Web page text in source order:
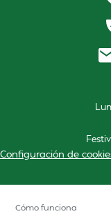
Configuración de
Cómo funciona